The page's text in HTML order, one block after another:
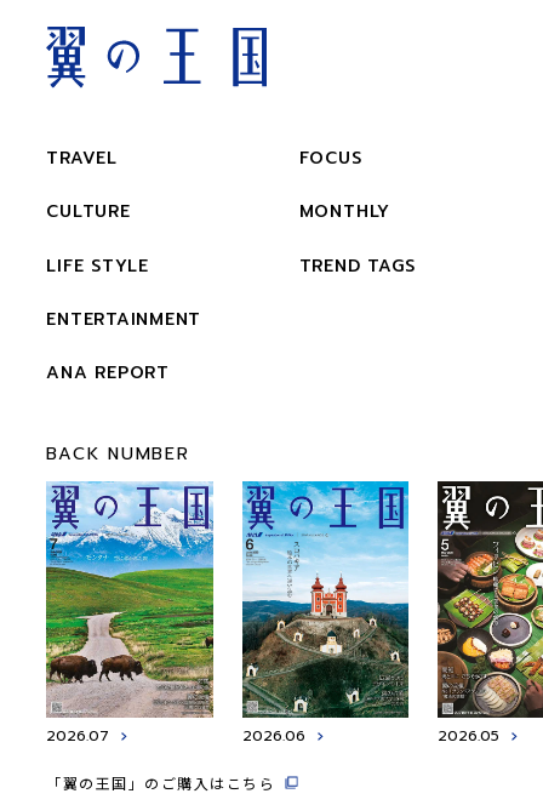
TRAVEL
CULTURE
LIFE STYLE
ENTERTAINMENT
ANA REPORT
FOCUS
MONTHLY
TREND TAGS
BACK NUMBER
2026.07 2026.06 2026.05
「翼の王国」のご購入はこちら